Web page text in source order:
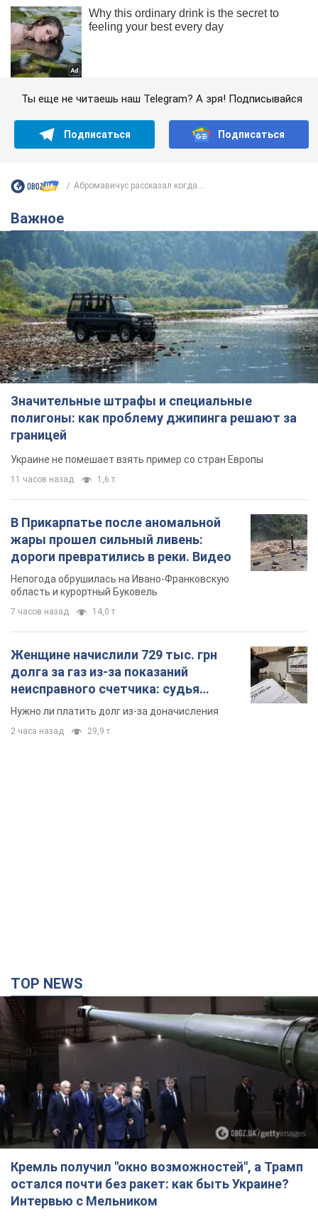
Ты еще не читаешь наш Telegram? А зря! Подписывайся
Подписаться Подписаться
Абромавичус рассказал когда...
Важное
Значительные штрафы и специальные
полигоны: как проблему джипинга решают за
границей
Украине не помешает взять пример со стран Европы
11 часов назад 1,6 т.
В Прикарпатье после аномальной
жары прошел сильный ливень:
дороги превратились в реки. Видео
Непогода обрушилась на Ивано-Франковскую
область и курортный Буковель
7 часов назад 14,0 т.
Женщине начислили 729 тыс. грн
долга за газ из-за показаний
неисправного счетчика: судья
вынес неожиданное решение
Нужно ли платить долг из-за доначисления
2 часа назад 29,9 т.
TOP NEWS
Кремль получил "окно возможностей", а Трамп
остался почти без ракет: как быть Украине?
Интервью с Мельником